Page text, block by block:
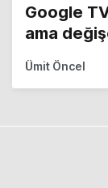
Google
ama
Ümit Öncel